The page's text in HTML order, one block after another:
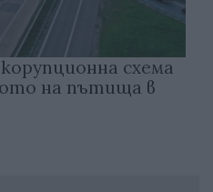
схема
на пътища в